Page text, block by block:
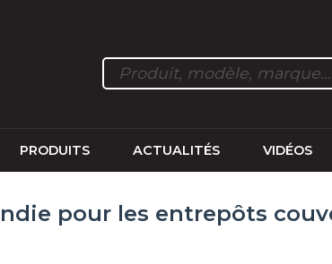
PRODUITS ACTUALITÉS VIDÉOS
pour les entrepôts